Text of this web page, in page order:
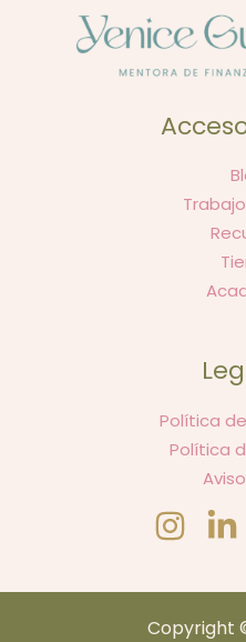
Política
Política
Copyright